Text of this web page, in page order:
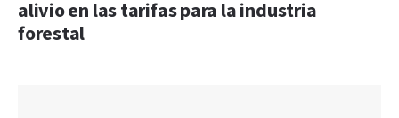
alivio en las tarifas para la industria
forestal